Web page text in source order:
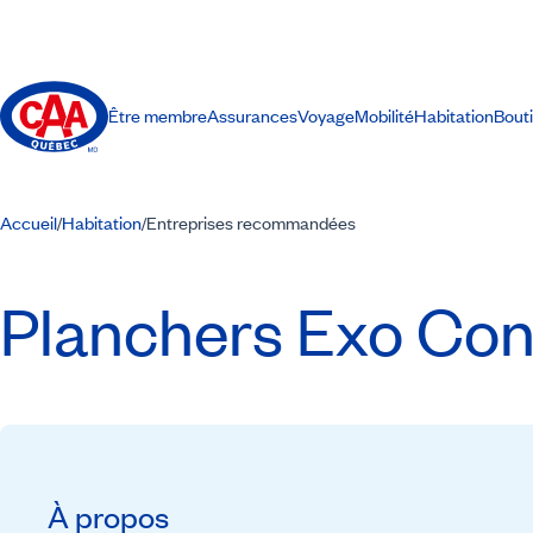
Être membreAssurancesVoyageMobilitéHabitation
Accueil/Habitation/Entreprises recommandées
Planchers Exo
Recommandé par CAA-Québec
À propos